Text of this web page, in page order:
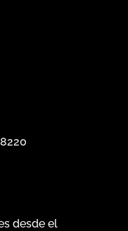
desde el